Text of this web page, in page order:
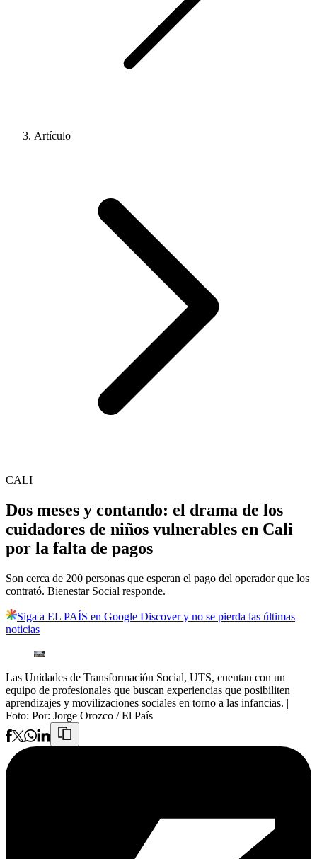
Artículo
CALI
Dos meses y contando: el drama de los
cuidadores de niños vulnerables en Cali
por la falta de pagos
Son cerca de 200 personas que esperan el pago del operador que los
contrató. Bienestar Social responde.
Siga a EL PAÍS en Google Discover y no se pierda las últimas
noticias
Las Unidades de Transformación Social, UTS, cuentan con un
equipo de profesionales que buscan experiencias que posibiliten
aprendizajes y movilizaciones sociales en torno a las infancias. |
Foto: Por: Jorge Orozco / El País